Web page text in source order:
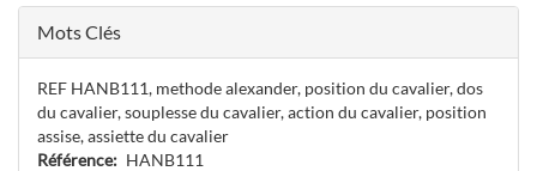
Mots Clés
REF HANB111, methode alexander, position du cavalier, dos
du cavalier, souplesse du cavalier, action du cavalier, position
assise, assiette du cavalier
Référence
HANB111